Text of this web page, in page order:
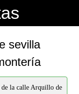
sevilla
de la calle Arquillo de